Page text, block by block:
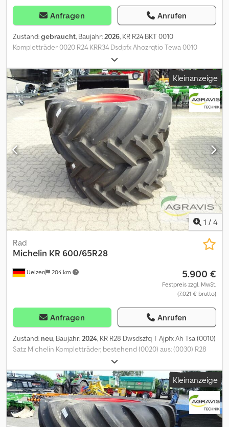
Anfragen Anrufen
Zustand:gebraucht, Baujahr:2026, KR R24 BKT 0010
Kompletträder 0020 R24 KRR34 Dsdpfx Ahozrqtio Tewa 0010
Kleinanzeige
1 / 4
Uelzen 204 km
Rad
Michelin KR 600/65R28
5.900 €
Festpreis zzgl. MwSt.
(7.021 € brutto)
Anfragen Anrufen
Zustand: neu, Baujahr:2024, KR R28 Dwsdszfq T Ajpfx Ah Tsa (0010)
Satz Michelin Kompletträder, bestehend (0020) aus: (0030) R28
154D MI -35 10 W18LX28 (0040) Vom Fendt 724 Gen6
Kleinanzeige